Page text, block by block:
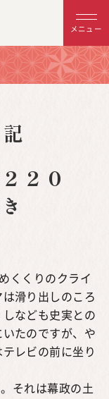
メニュー
２２０
くくりのクライ
滑り出しのころ
なども史実との
たのですが、や
レビの前に坐り
それは幕政の土